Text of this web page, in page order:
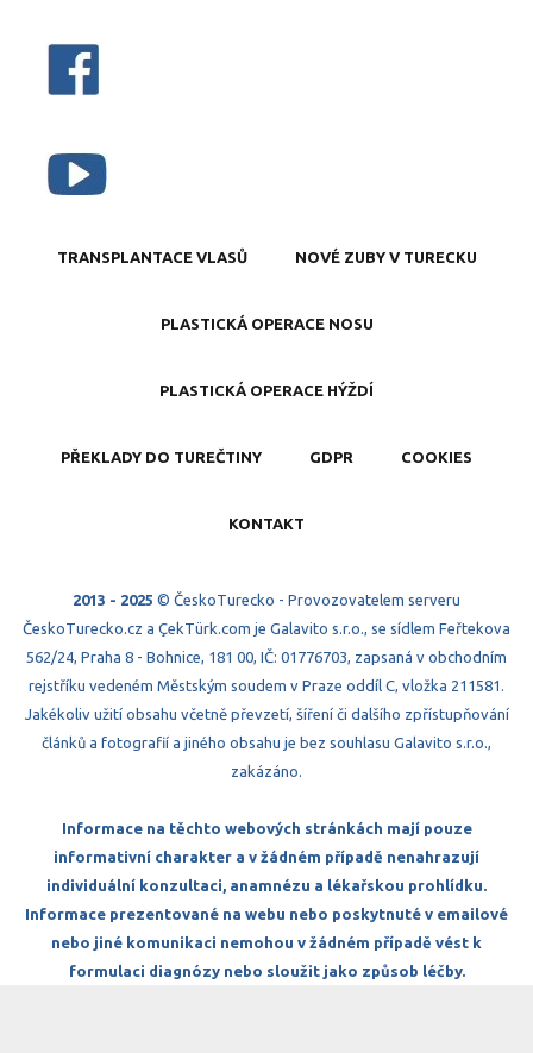
TRANSPLANTACE VLASŮ NOVÉ ZUBY V TURECKU
PLASTICKÁ OPERACE NOSU
PLASTICKÁ OPERACE HÝŽDÍ
PŘEKLADY DO TUREČTINY GDPR COOKIES
KONTAKT
2013 - 2025 © ČeskoTurecko - Provozovatelem serveru
ČeskoTurecko.cz a ÇekTürk.com je Galavito s.r.o., se sídlem Feřtekova
562/24, Praha 8 - Bohnice, 181 00, IČ: 01776703, zapsaná v obchodním
rejstříku vedeném Městským soudem v Praze oddíl C, vložka 211581.
Jakékoliv užití obsahu včetně převzetí, šíření či dalšího zpřístupňování
článků a fotografií a jiného obsahu je bez souhlasu Galavito s.r.o.,
zakázáno.
Informace na těchto webových stránkách mají pouze
informativní charakter a v žádném případě nenahrazují
individuální konzultaci, anamnézu a lékařskou prohlídku.
Informace prezentované na webu nebo poskytnuté v emailové
nebo jiné komunikaci nemohou v žádném případě vést k
formulaci diagnózy nebo sloužit jako způsob léčby.